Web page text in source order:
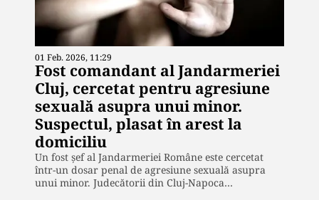
01 Feb. 2026, 11:29
Fost comandant al Jandarmeriei
Cluj, cercetat pentru agresiune
sexuală asupra unui minor.
Suspectul, plasat în arest la
domiciliu
Un fost șef al Jandarmeriei Române este cercetat
într-un dosar penal de agresiune sexuală asupra
unui minor. Judecătorii din Cluj-Napoca…